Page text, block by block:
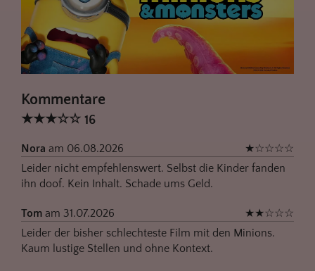
Kommentare
★★★☆☆ 16
Nora am 06.08.2026 ★☆☆☆☆
Leider nicht empfehlenswert. Selbst die Kinder fanden
ihn doof. Kein Inhalt. Schade ums Geld.
Tom am 31.07.2026 ★★☆☆☆
Leider der bisher schlechteste Film mit den Minions.
Kaum lustige Stellen und ohne Kontext.